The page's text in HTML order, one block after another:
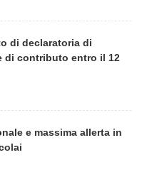
di declaratoria di
di contributo entro il 12
e massima allerta in